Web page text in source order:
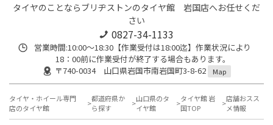
タイヤのことならブリヂストンのタイヤ館 岩国店へお任せくだ
さい
0827-34-1133
営業時間:10:00〜18:30【作業受付は18:00迄】作業状況により
18：00前に作業受付が終了する場合もあります。
〒740-0034 山口県岩国市南岩国町3-8-62
Map
タイヤ・ホイール専門
店のタイヤ館
都道府県か
ら探す
山口県のタ
イヤ館
タイヤ館 岩
国TOP
店舗おスス
メ情報